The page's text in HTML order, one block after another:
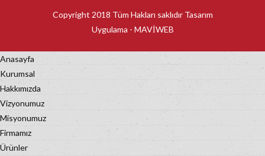
Copyright 2018 Tüm Hakları saklıdır Tasarım
Uygulama - MAVİWEB
Anasayfa
Kurumsal
Hakkımızda
Vizyonumuz
Misyonumuz
Firmamız
Ürünler